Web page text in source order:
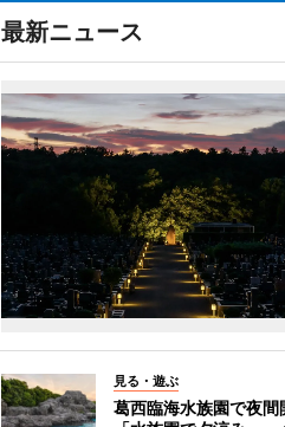
最新ニュース
見る・遊ぶ
葛西臨海水族園で夜間